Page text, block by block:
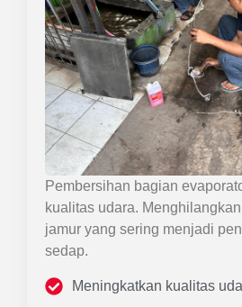
Pembersihan bagian
kualitas udara.
jamur yang sering menjadi
sedap.
Meningkatkan kualitas